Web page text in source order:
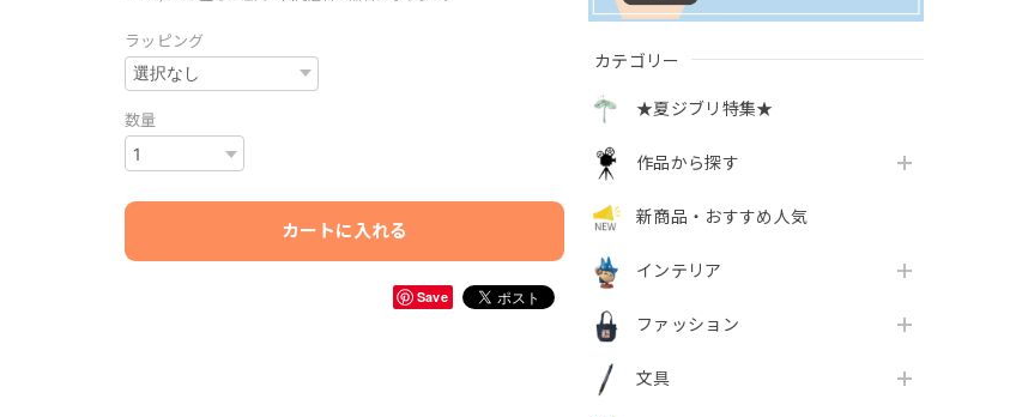
カテゴリー
★夏ジブリ特集★
作品から探す
新商品・おすすめ人気
インテリア
ファッション
文具
ラッピング
数量
カートに入れる
Save